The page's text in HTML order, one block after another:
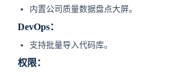
内置公司质量数据盘点大屏。
DevOps：
支持批量导入代码库。
权限：